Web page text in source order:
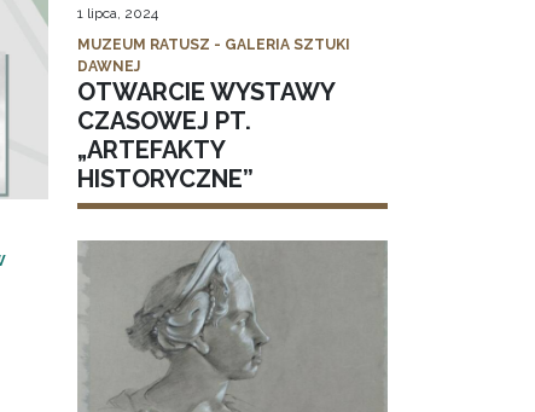
1 lipca, 2024
MUZEUM RATUSZ - GALERIA SZTUKI
DAWNEJ
OTWARCIE WYSTAWY
CZASOWEJ PT.
„ARTEFAKTY
HISTORYCZNE”